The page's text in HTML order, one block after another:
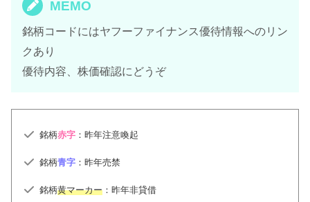
MEMO
銘柄コードにはヤフーファイナンス優待情報へのリン
クあり
優待内容、株価確認にどうぞ
銘柄赤字 ：昨年注意喚起
銘柄青字 ：昨年売禁
銘柄黄マーカー ：昨年非貸借